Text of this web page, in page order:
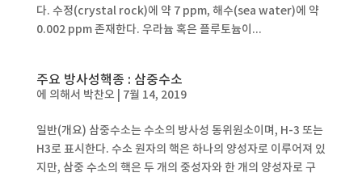
다. 수정(crystal rock)에 약 7 ppm, 해수(sea water)에 약
0.002 ppm 존재한다. 우라늄 혹은 플루토늄이...
주요 방사성핵종 : 삼중수소
에 의해서 박찬오| 7월 14, 2019
일반(개요) 삼중수소는 수소의 방사성 동위원소이며, H-3 또는
H3로 표시한다. 수소 원자의 핵은 하나의 양성자로 이루어져 있
지만, 삼중 수소의 핵은 두 개의 중성자와 한 개의 양성자로 구